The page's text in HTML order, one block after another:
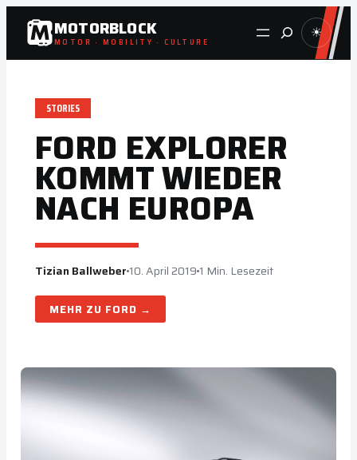
Zum
Inhalt
springen
MOTORBLOCK
MOTOR · MOBILITY · CULTURE Suche ☀
STORIES
FORD EXPLORER
KOMMT WIEDER
NACH EUROPA
Tizian Ballweber 10. April 2019 1 Min. Lesezeit
FORD